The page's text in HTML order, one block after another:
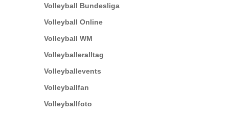
Volleyball Bundesliga
Volleyball Online
Volleyball WM
Volleyballeralltag
Volleyballevents
Volleyballfan
Volleyballfoto